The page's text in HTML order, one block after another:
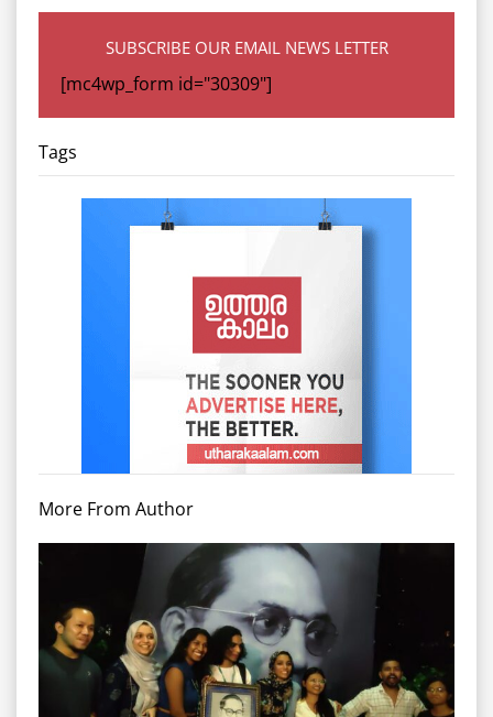
SUBSCRIBE OUR EMAIL NEWS LETTER
[mc4wp_form id="30309"]
Tags
More From Author